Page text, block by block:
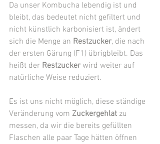
Da unser Kombucha lebendig ist und
bleibt, das bedeutet nicht gefiltert und
nicht künstlich karbonisiert ist, ändert
sich die Menge an Restzucker, die nach
der ersten Gärung (F1) übrigbleibt. Das
heißt der Restzucker wird weiter auf
natürliche Weise reduziert.
Es ist uns nicht möglich, diese ständige
Veränderung vom Zuckergehlat zu
messen, da wir die bereits gefüllten
Flaschen alle paar Tage hätten öffnen